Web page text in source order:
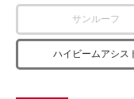
サンルーフ
ハイビームアシス